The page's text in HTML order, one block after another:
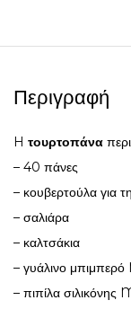
Περιγραφή
H τουρτοπάνα
– 40 πάνες
– κουβερτούλα για
– σαλιάρα
– καλτσάκια
– γυάλινο μπιμπερό
– πιπίλα σιλικόνης